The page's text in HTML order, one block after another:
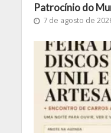
Patrocínio do
7 de agosto de